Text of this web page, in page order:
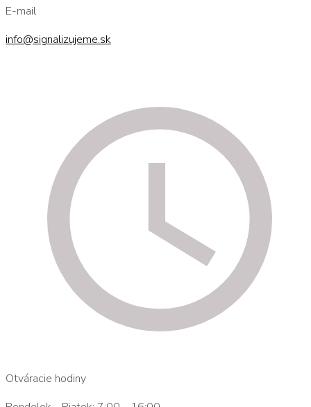
E-mail
info@signalizujeme.sk
Otváracie hodiny